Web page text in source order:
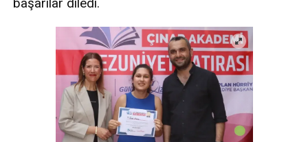
başarılar diledi.